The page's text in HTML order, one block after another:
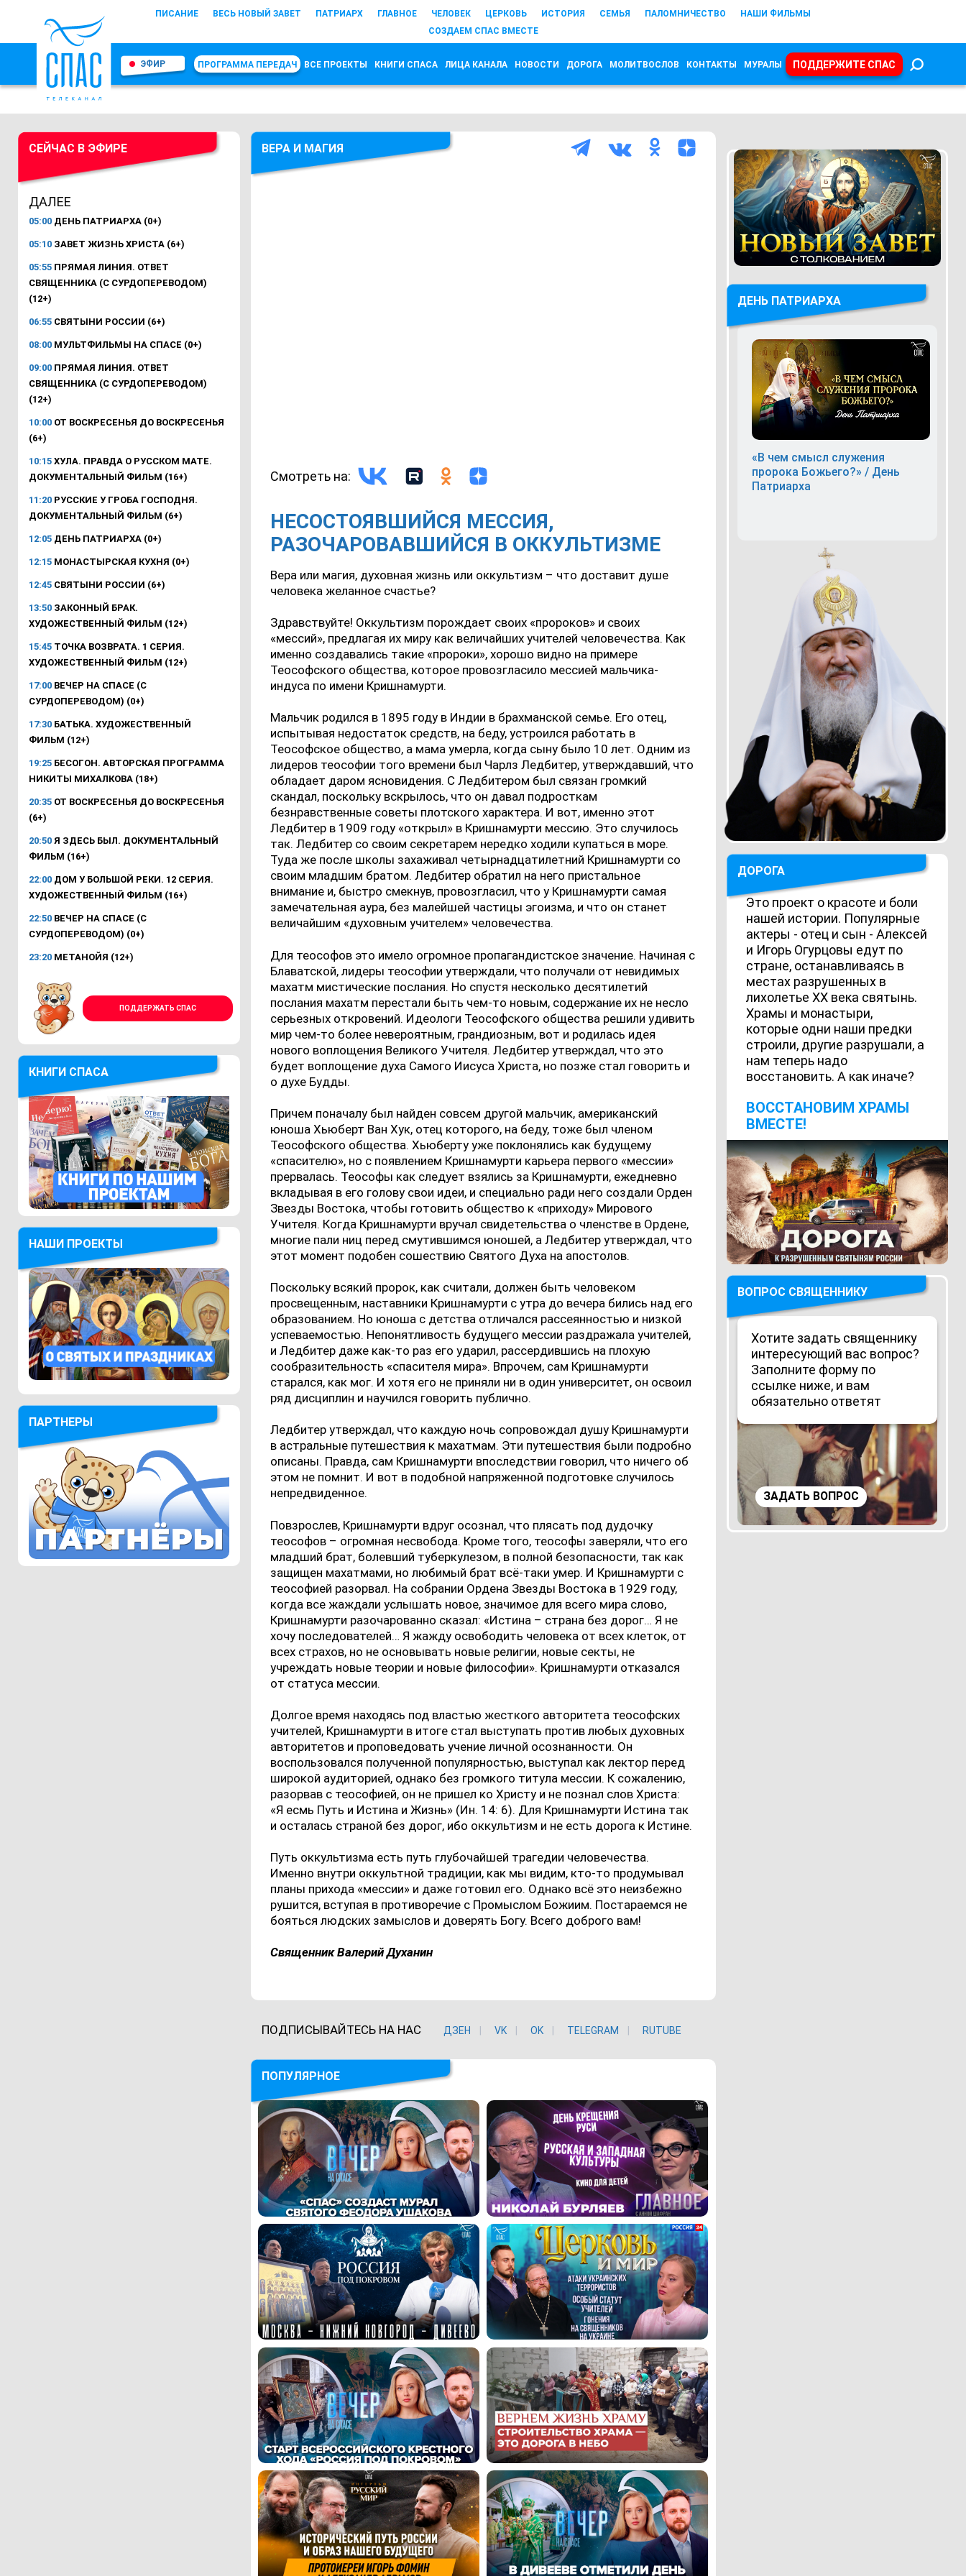
ПИСАНИЕ ВЕСЬ НОВЫЙ ЗАВЕТ ПАТРИАРХ ГЛАВНОЕ ЧЕЛОВЕК ЦЕРКОВЬ ИСТОРИЯ СЕМЬЯ ПАЛОМНИЧЕСТВО
НАШИ ФИЛЬМЫ
СОЗДАЕМ СПАС ВМЕСТЕ
ЭФИР ПРОГРАММА ПЕРЕДАЧ ВСЕ ПРОЕКТЫ КНИГИ СПАСА ЛИЦА КАНАЛА НОВОСТИ ДОРОГА МОЛИТВОСЛОВ КОНТАКТЫ МУРАЛЫ ПОДДЕРЖИТЕ СПАС
СЕЙЧАС В ЭФИРЕ
ДАЛЕЕ
05:00 ДЕНЬ ПАТРИАРХА (0+)
05:10 ЗАВЕТ ЖИЗНЬ ХРИСТА (6+)
05:55 ПРЯМАЯ ЛИНИЯ. ОТВЕТ
СВЯЩЕННИКА (С СУРДОПЕРЕВОДОМ)
(12+)
06:55 СВЯТЫНИ РОССИИ (6+)
08:00 МУЛЬТФИЛЬМЫ НА СПАСЕ (0+)
09:00 ПРЯМАЯ ЛИНИЯ. ОТВЕТ
СВЯЩЕННИКА (С СУРДОПЕРЕВОДОМ)
(12+)
10:00 ОТ ВОСКРЕСЕНЬЯ ДО ВОСКРЕСЕНЬЯ
(6+)
10:15 ХУЛА. ПРАВДА О РУССКОМ МАТЕ.
ДОКУМЕНТАЛЬНЫЙ ФИЛЬМ (16+)
11:20 РУССКИЕ У ГРОБА ГОСПОДНЯ.
ДОКУМЕНТАЛЬНЫЙ ФИЛЬМ (6+)
12:05 ДЕНЬ ПАТРИАРХА (0+)
12:15 МОНАСТЫРСКАЯ КУХНЯ (0+)
12:45 СВЯТЫНИ РОССИИ (6+)
13:50 ЗАКОННЫЙ БРАК.
ХУДОЖЕСТВЕННЫЙ ФИЛЬМ (12+)
15:45 ТОЧКА ВОЗВРАТА. 1 СЕРИЯ.
ХУДОЖЕСТВЕННЫЙ ФИЛЬМ (12+)
17:00 ВЕЧЕР НА СПАСЕ (С
СУРДОПЕРЕВОДОМ) (0+)
17:30 БАТЬКА. ХУДОЖЕСТВЕННЫЙ
ФИЛЬМ (12+)
19:25 БЕСОГОН. АВТОРСКАЯ ПРОГРАММА
НИКИТЫ МИХАЛКОВА (18+)
20:35 ОТ ВОСКРЕСЕНЬЯ ДО ВОСКРЕСЕНЬЯ
(6+)
20:50 Я ЗДЕСЬ БЫЛ. ДОКУМЕНТАЛЬНЫЙ
ФИЛЬМ (16+)
22:00 ДОМ У БОЛЬШОЙ РЕКИ. 12 СЕРИЯ.
ХУДОЖЕСТВЕННЫЙ ФИЛЬМ (16+)
22:50 ВЕЧЕР НА СПАСЕ (С
СУРДОПЕРЕВОДОМ) (0+)
23:20 МЕТАНОЙЯ (12+)
ПОДДЕРЖАТЬ СПАС
КНИГИ СПАСА
НАШИ ПРОЕКТЫ
ПАРТНЕРЫ
ВЕРА И МАГИЯ
Смотреть на:
НЕСОСТОЯВШИЙСЯ МЕССИЯ,
РАЗОЧАРОВАВШИЙСЯ В ОККУЛЬТИЗМЕ
Вера или магия, духовная жизнь или оккультизм – что доставит душе
человека желанное счастье?
Здравствуйте! Оккультизм порождает своих «пророков» и своих
«мессий», предлагая их миру как величайших учителей человечества. Как
именно создавались такие «пророки», хорошо видно на примере
Теософского общества, которое провозгласило мессией мальчика-
индуса по имени Кришнамурти.
Мальчик родился в 1895 году в Индии в брахманской семье. Его отец,
испытывая недостаток средств, на беду, устроился работать в
Теософское общество, а мама умерла, когда сыну было 10 лет. Одним из
лидеров теософии того времени был Чарлз Ледбитер, утверждавший, что
обладает даром ясновидения. С Ледбитером был связан громкий
скандал, поскольку вскрылось, что он давал подросткам
безнравственные советы плотского характера. И вот, именно этот
Ледбитер в 1909 году «открыл» в Кришнамурти мессию. Это случилось
так. Ледбитер со своим секретарем нередко ходили купаться в море.
Туда же после школы захаживал четырнадцатилетний Кришнамурти со
своим младшим братом. Ледбитер обратил на него пристальное
внимание и, быстро смекнув, провозгласил, что у Кришнамурти самая
замечательная аура, без малейшей частицы эгоизма, и что он станет
величайшим «духовным учителем» человечества.
Для теософов это имело огромное пропагандистское значение. Начиная с
Блаватской, лидеры теософии утверждали, что получали от невидимых
махатм мистические послания. Но спустя несколько десятилетий
послания махатм перестали быть чем-то новым, содержание их не несло
серьезных откровений. Идеологи Теософского общества решили удивить
мир чем-то более невероятным, грандиозным, вот и родилась идея
нового воплощения Великого Учителя. Ледбитер утверждал, что это
будет воплощение духа Самого Иисуса Христа, но позже стал говорить и
о духе Будды.
Причем поначалу был найден совсем другой мальчик, американский
юноша Хьюберт Ван Хук, отец которого, на беду, тоже был членом
Теософского общества. Хьюберту уже поклонялись как будущему
«спасителю», но с появлением Кришнамурти карьера первого «мессии»
прервалась. Теософы как следует взялись за Кришнамурти, ежедневно
вкладывая в его голову свои идеи, и специально ради него создали Орден
Звезды Востока, чтобы готовить общество к «приходу» Мирового
Учителя. Когда Кришнамурти вручал свидетельства о членстве в Ордене,
многие пали ниц перед смутившимся юношей, а Ледбитер утверждал, что
этот момент подобен сошествию Святого Духа на апостолов.
Поскольку всякий пророк, как считали, должен быть человеком
просвещенным, наставники Кришнамурти с утра до вечера бились над его
образованием. Но юноша с детства отличался рассеянностью и низкой
успеваемостью. Непонятливость будущего мессии раздражала учителей,
и Ледбитер даже как-то раз его ударил, рассердившись на плохую
сообразительность «спасителя мира». Впрочем, сам Кришнамурти
старался, как мог. И хотя его не приняли ни в один университет, он освоил
ряд дисциплин и научился говорить публично.
Ледбитер утверждал, что каждую ночь сопровождал душу Кришнамурти
в астральные путешествия к махатмам. Эти путешествия были подробно
описаны. Правда, сам Кришнамурти впоследствии говорил, что ничего об
этом не помнит. И вот в подобной напряженной подготовке случилось
непредвиденное.
Повзрослев, Кришнамурти вдруг осознал, что плясать под дудочку
теософов – огромная несвобода. Кроме того, теософы заверяли, что его
младший брат, болевший туберкулезом, в полной безопасности, так как
защищен махатмами, но любимый брат всё-таки умер. И Кришнамурти с
теософией разорвал. На собрании Ордена Звезды Востока в 1929 году,
когда все жаждали услышать новое, значимое для всего мира слово,
Кришнамурти разочарованно сказал: «Истина – страна без дорог… Я не
хочу последователей… Я жажду освободить человека от всех клеток, от
всех страхов, но не основывать новые религии, новые секты, не
учреждать новые теории и новые философии». Кришнамурти отказался
от статуса мессии.
Долгое время находясь под властью жесткого авторитета теософских
учителей, Кришнамурти в итоге стал выступать против любых духовных
авторитетов и проповедовать учение личной осознанности. Он
воспользовался полученной популярностью, выступал как лектор перед
широкой аудиторией, однако без громкого титула мессии. К сожалению,
разорвав с теософией, он не пришел ко Христу и не познал слов Христа:
«Я есмь Путь и Истина и Жизнь» (Ин. 14: 6). Для Кришнамурти Истина так
и осталась страной без дорог, ибо оккультизм и не есть дорога к Истине.
Путь оккультизма есть путь глубочайшей трагедии человечества.
Именно внутри оккультной традиции, как мы видим, кто-то продумывал
планы прихода «мессии» и даже готовил его. Однако всё это неизбежно
рушится, вступая в противоречие с Промыслом Божиим. Постараемся не
бояться людских замыслов и доверять Богу. Всего доброго вам!
Священник Валерий Духанин
ПОДПИСЫВАЙТЕСЬ НА НАС ДЗЕН VK ОK TELEGRAM RUTUBE
ПОПУЛЯРНОЕ
ДЕНЬ ПАТРИАРХА
«В чем смысл служения
пророка Божьего?» / День
Патриарха
ДОРОГА
Это проект о красоте и боли
нашей истории. Популярные
актеры - отец и сын - Алексей
и Игорь Огурцовы едут по
стране, останавливаясь в
местах разрушенных в
лихолетье ХХ века святынь.
Храмы и монастыри,
которые одни наши предки
строили, другие разрушали, а
нам теперь надо
восстановить. А как иначе?
ВОCСТАНОВИМ ХРАМЫ
ВМЕСТЕ!
ВОПРОС СВЯЩЕННИКУ
Хотите задать священнику
интересующий вас вопрос?
Заполните форму по
ссылке ниже, и вам
обязательно ответят
ЗАДАТЬ ВОПРОС